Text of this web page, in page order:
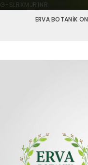
G-SLRXMJR1NR
ERVA BOTANIK